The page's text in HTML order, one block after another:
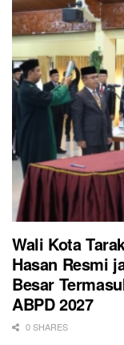
Wali Kota
Hasan Resmi
Besar
ABPD 2027
0 SHARES